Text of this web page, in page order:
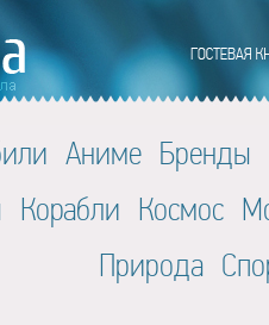
Аниме Бренды
Корабли Космос
Природа